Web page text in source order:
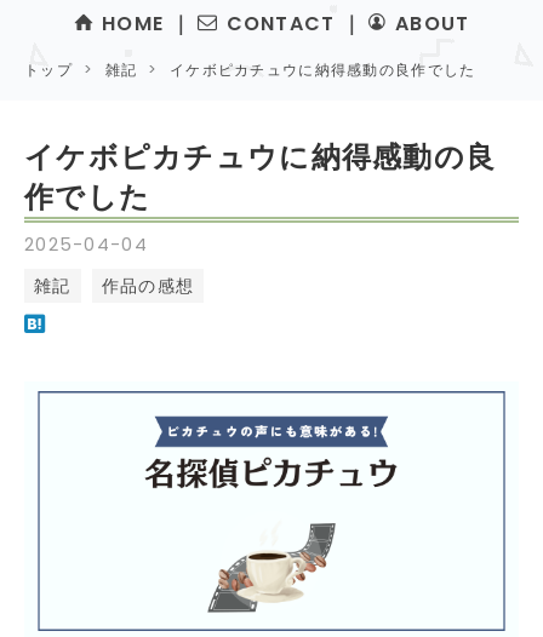
HOME ｜ CONTACT ｜ ABOUT
トップ > 雑記 > イケボピカチュウに納得感動の良作でした
2025-04-04
イケボピカチュウに納得感動の良
作でした
雑記 作品の感想